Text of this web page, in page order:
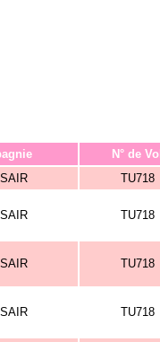
N° de Vol
TU718
TU718
TU718
TU718